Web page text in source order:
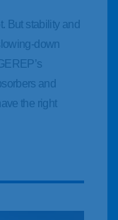
But stability and
down
and
the right